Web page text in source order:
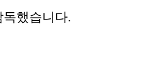
했습니다.